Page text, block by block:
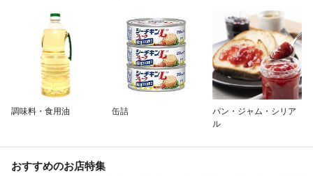
調味料・食用油 缶詰
パン・ジャム・シリア
ル
おすすめのお店特集